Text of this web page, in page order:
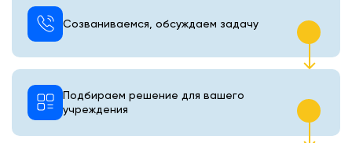
Созваниваемся, обсуждаем задачу
Подбираем решение для вашего
учреждения